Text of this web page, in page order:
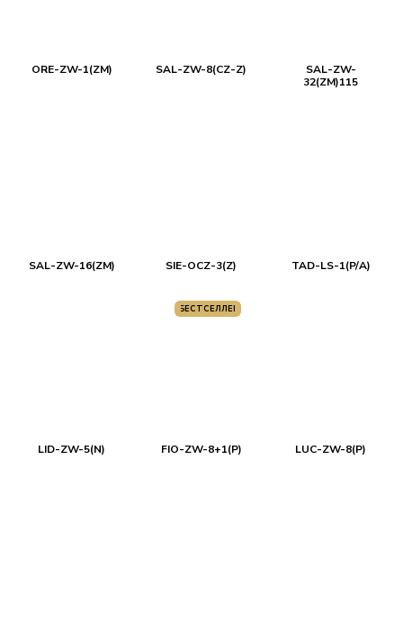
ORE-ZW-1(ZM) SAL-ZW-8(CZ-Z)
SAL-ZW-
32(ZM)115
SAL-ZW-16(ZM) SIE-OCZ-3(Z) TAD-LS-1(P/A)
LID-ZW-5(N)
БЕСТСЕЛЛЕР
FIO-ZW-8+1(P) LUC-ZW-8(P)